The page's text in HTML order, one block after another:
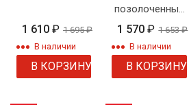
1 610 ₽ 1 695₽
В наличии
В КОРЗИНУ
позолоченные
с камнем 6
1 570₽ 1 653₽
В наличии
В КОРЗИНУ